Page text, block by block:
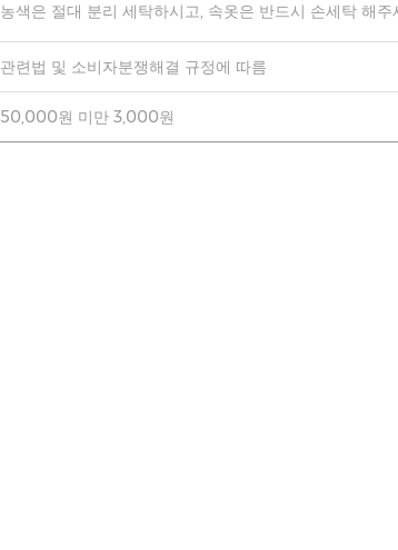
농색은 절대 분리 세탁하시고, 속옷은 반드시 손세탁 해
관련법 및 소비자분쟁해결 규정에 따름
50,000원 미만 3,000원